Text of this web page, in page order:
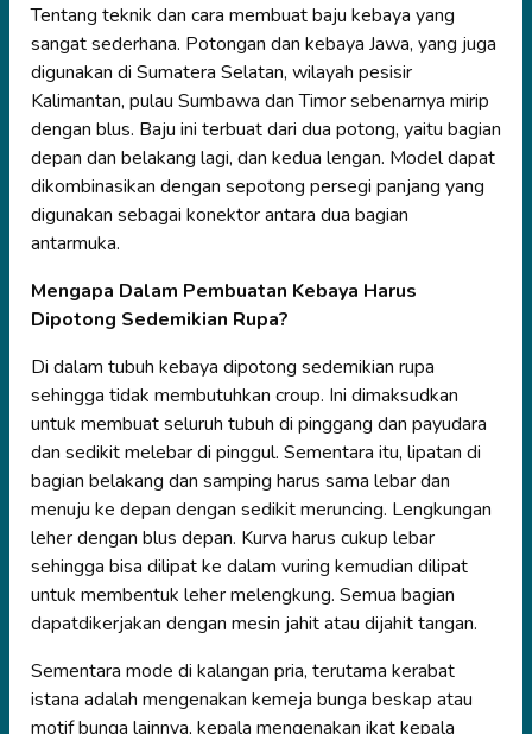
Tentang teknik dan cara membuat baju kebaya yang
sangat sederhana. Potongan dan kebaya Jawa, yang juga
digunakan di Sumatera Selatan, wilayah pesisir
Kalimantan, pulau Sumbawa dan Timor sebenarnya mirip
dengan blus. Baju ini terbuat dari dua potong, yaitu bagian
depan dan belakang lagi, dan kedua lengan. Model dapat
dikombinasikan dengan sepotong persegi panjang yang
digunakan sebagai konektor antara dua bagian
antarmuka.
Mengapa Dalam Pembuatan Kebaya Harus
Dipotong Sedemikian Rupa?
Di dalam tubuh kebaya dipotong sedemikian rupa
sehingga tidak membutuhkan croup. Ini dimaksudkan
untuk membuat seluruh tubuh di pinggang dan payudara
dan sedikit melebar di pinggul. Sementara itu, lipatan di
bagian belakang dan samping harus sama lebar dan
menuju ke depan dengan sedikit meruncing. Lengkungan
leher dengan blus depan. Kurva harus cukup lebar
sehingga bisa dilipat ke dalam vuring kemudian dilipat
untuk membentuk leher melengkung. Semua bagian
dapatdikerjakan dengan mesin jahit atau dijahit tangan.
Sementara mode di kalangan pria, terutama kerabat
istana adalah mengenakan kemeja bunga beskap atau
motif bunga lainnya, kepala mengenakan ikat kepala